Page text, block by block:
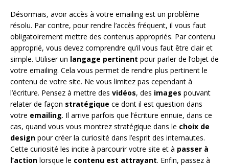
Désormais, avoir accès à votre emailing est un problème
résolu. Par contre, pour rendre l’accès fréquent, il vous faut
obligatoirement mettre des contenus appropriés. Par contenu
approprié, vous devez comprendre qu’il vous faut être clair et
simple. Utiliser un langage pertinent pour parler de l’objet de
votre emailing. Cela vous permet de rendre plus pertinent le
contenu de votre site. Ne vous limitez pas cependant à
l’écriture. Pensez à mettre des vidéos, des images pouvant
relater de façon stratégique ce dont il est question dans
votre emailing. Il arrive parfois que l’écriture ennuie, dans ce
cas, quand vous vous montrez stratégique dans le choix de
design pour créer la curiosité dans l’esprit des internautes.
Cette curiosité les incite à parcourir votre site et à passer à
l’action lorsque le contenu est attrayant. Enfin, passez à